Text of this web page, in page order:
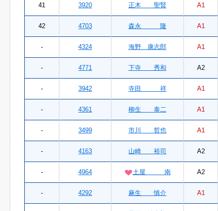
41 3920 正木 聖賢 A1
42 4703 森永 隆 A1
- 4324 海野 康志郎 A1
- 4771 下寺 秀和 A2
- 3942 寺田 祥 A1
- 4361 柳生 泰二 A1
- 3499 市川 哲也 A1
- 4163 山崎 裕司 A2
- 4964 土屋 南 A2
- 4292 麻生 慎介 A1